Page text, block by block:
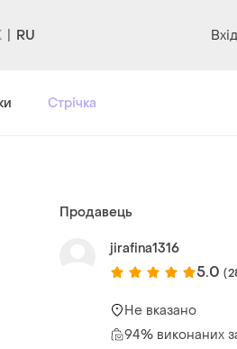
RU Вхід
Стрічка
Продавець
jirafina1316
5.0
Не вказано
94% виконаних